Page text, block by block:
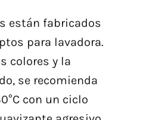
están fabricados
para lavadora.
colores y la
se recomienda
con un ciclo